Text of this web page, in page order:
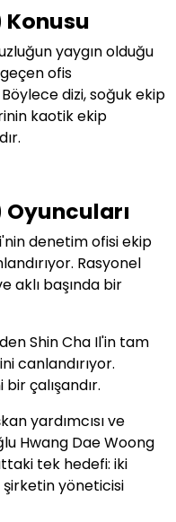
yaygın olduğu
ofis
dizi, soğuk ekip
kaotik ekip
denetim ofisi ekip
Rasyonel
aklı başında bir
Shin Cha Il'in tam
canlandırıyor.
çalışandır.
yardımcısı ve
Hwang Dae Woong
tek hedefi: iki
şirketin yöneticisi